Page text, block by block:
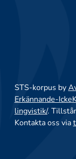
STS-korpus by
Erkännande-
lingvistik/.
Kontakta oss via